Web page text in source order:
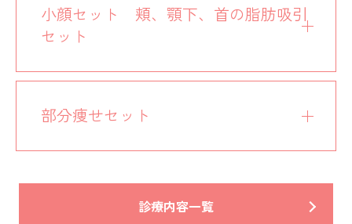
小顔セット 頬、顎下、首の脂肪吸引
セット
部分痩せセット
診療内容一覧